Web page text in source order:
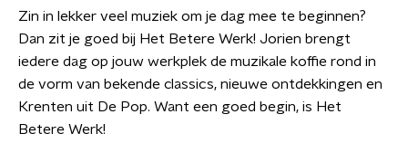
Zin in lekker veel muziek om je dag mee te beginnen?
Dan zit je goed bij Het Betere Werk! Jorien brengt
iedere dag op jouw werkplek de muzikale koffie rond in
de vorm van bekende classics, nieuwe ontdekkingen en
Krenten uit De Pop. Want een goed begin, is Het
Betere Werk!